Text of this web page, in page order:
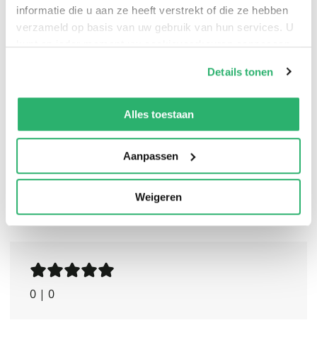
informatie die u aan ze heeft verstrekt of die ze hebben
verzameld op basis van uw gebruik van hun services. U
kunt op ieder moment uw cookievoorkeuren aanpassen
We werken samen met13 derdendie uw gegevens
kunnen ontvangen en verwerken.
Details tonen
Alles toestaan
Aanpassen
Weigeren
Daar Oost -Berlijn staalindustrie heeft is voetbalclub
Telstar uitgenodigd omdat zij ‘onder de rook’ van de
staalgigant Hoogovens in IJmuiden hun bestaan
hebben. Zij speelden daar 3 oefenwedstrijden van 16
Stasi-club Dynamo Berlin.
0 | 0